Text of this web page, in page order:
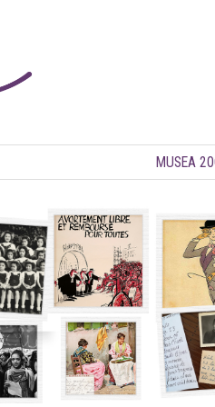
MUSEA